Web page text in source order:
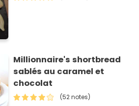
Millionnaire's shortbread
sablés au caramel et
chocolat
(52 notes)